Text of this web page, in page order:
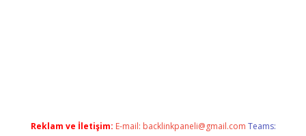
Reklam ve İletişim: E-mail: backlinkpaneli@gmail.com Teams: